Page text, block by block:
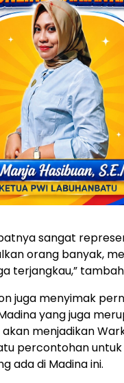
sangat
orang banyak,
terjangkau,”
juga menyimak
yang juga
akan menjadikan
percontohan
ada di Madina ini.